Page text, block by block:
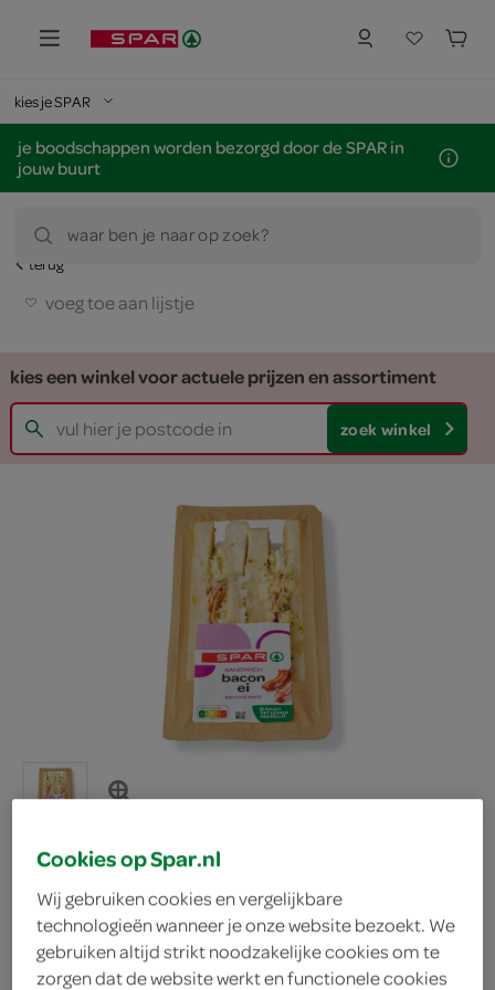
kies je SPAR
je boodschappen worden bezorgd door de SPAR in
jouw buurt
waar ben je naar op zoek?
terug
voeg toe aan lijstje
kies een winkel voor actuele prijzen en assortiment
zoek winkel
Spar sandwich bacon ei
Spar
Cookies op Spar.nl
Wij gebruiken cookies en vergelijkbare
technologieën wanneer je onze website bezoekt. We
gebruiken altijd strikt noodzakelijke cookies om te
zorgen dat de website werkt en functionele cookies